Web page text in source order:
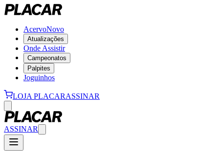
AcervoNovo
Atualizações
Onde Assistir
Campeonatos
Palpites
Joguinhos
LOJA PLACARASSINAR
ASSINAR